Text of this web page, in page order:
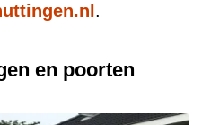
.
en poorten